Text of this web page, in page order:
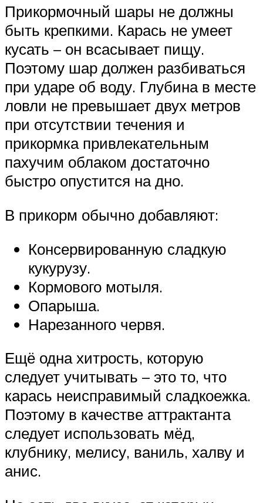
Прикормочный шары не должны
быть крепкими. Карась не умеет
кусать – он всасывает пищу.
Поэтому шар должен разбиваться
при ударе об воду. Глубина в месте
ловли не превышает двух метров
при отсутствии течения и
прикормка привлекательным
пахучим облаком достаточно
быстро опустится на дно.
В прикорм обычно добавляют:
Консервированную сладкую
кукурузу.
Кормового мотыля.
Опарыша.
Нарезанного червя.
Ещё одна хитрость, которую
следует учитывать – это то, что
карась неисправимый сладкоежка.
Поэтому в качестве аттрактанта
следует использовать мёд,
клубнику, мелису, ваниль, халву и
анис.